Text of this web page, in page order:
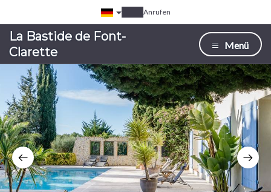
Anrufen
La Bastide de Font-
Clarette
Menü